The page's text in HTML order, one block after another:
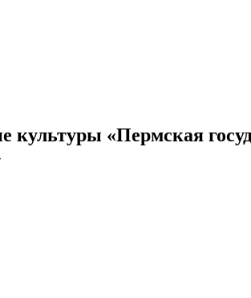
культуры «Пермская